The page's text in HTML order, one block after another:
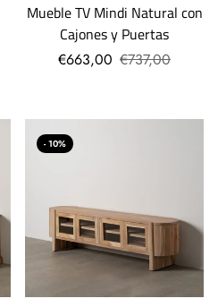
Mueble TV Mindi Natural con
Cajones y Puertas
€663,00 €737,00
- 10%